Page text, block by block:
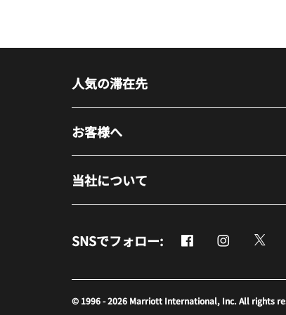
人気の滞在先
お客様へ
当社について
SNSでフォロー: Facebook
新しいウィンドウで
Instagram
新しいウィ
新し
© 1996 - 2026 Marriott International, Inc. All rights